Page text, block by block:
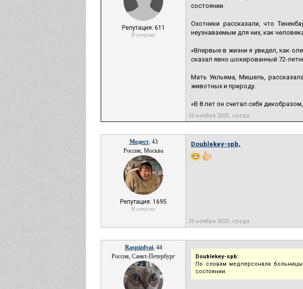
Репутация: 611
В отпуске
состоянии.
Охотники рассказали, что
неузнаваемым для них, как
«Впервые в жизни я увидел, как
сказал явно шокированный 72-
Мать Уильяма, Мишель,
животных и природу.
«В 8 лет он считал себя
25 ноября 2020, среда
Модест, 43
Россия, Москва
Репутация: 1695
В отпуске
Doublekey-spb,
25 ноября 2020, среда
Raspizdyai, 44
Россия, Санкт-Петербург
Doublekey-spb:
По словам медперсонала больницы
состоянии.